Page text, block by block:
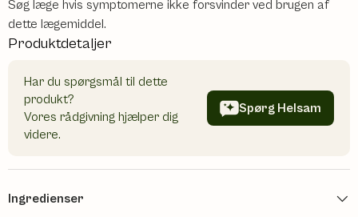
Søg læge hvis symptomerne ikke forsvinder ved brugen af
dette lægemiddel.
Produktdetaljer
Har du spørgsmål til dette
produkt?
Vores rådgivning hjælper dig
videre.
Spørg Helsam
Ingredienser